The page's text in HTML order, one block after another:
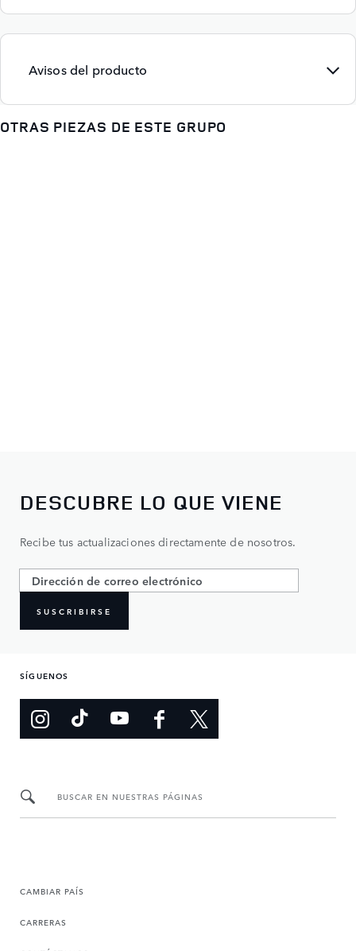
Avisos del producto
OTRAS PIEZAS DE ESTE GRUPO
DESCUBRE LO QUE VIENE
Recibe tus actualizaciones directamente de nosotros.
SUSCRIBIRSE
SÍGUENOS
BUSCAR EN NUESTRAS PÁGINAS
CAMBIAR PAÍS
CARRERAS